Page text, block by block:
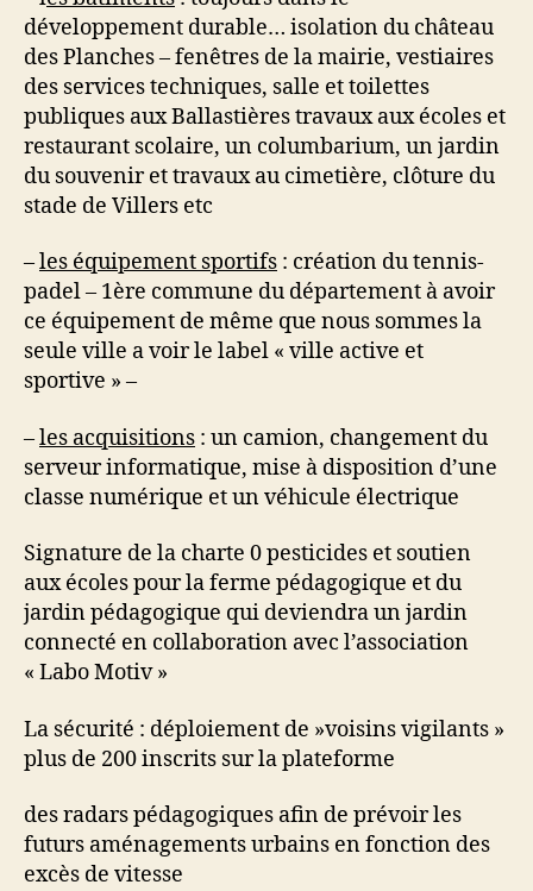
développement durable… isolation du château
des Planches – fenêtres de la mairie, vestiaires
des services techniques, salle et toilettes
publiques aux Ballastières travaux aux écoles et
restaurant scolaire, un columbarium, un jardin
du souvenir et travaux au cimetière, clôture du
stade de Villers etc
–les équipement sportifs : création du tennis-
padel – 1ère commune du département à avoir
ce équipement de même que nous sommes la
seule ville a voir le label « ville active et
sportive » –
–les acquisitions : un camion, changement du
serveur informatique, mise à disposition d’une
classe numérique et un véhicule électrique
Signature de la charte 0 pesticides et soutien
aux écoles pour la ferme pédagogique et du
jardin pédagogique qui deviendra un jardin
connecté en collaboration avec l’association
« Labo Motiv »
La sécurité : déploiement de »voisins vigilants »
plus de 200 inscrits sur la plateforme
des radars pédagogiques afin de prévoir les
futurs aménagements urbains en fonction des
excès de vitesse